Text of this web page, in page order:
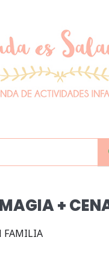
+
FAMILIA